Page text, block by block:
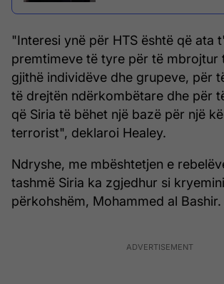
"Interesi ynë për HTS është që ata
premtimeve të tyre për të mbrojtur
gjithë individëve dhe grupeve, për
të drejtën ndërkombëtare dhe për
që Siria të bëhet një bazë për një
terrorist", deklaroi Healey.
Ndryshe, me mbështetjen e
tashmë Siria ka zgjedhur si
përkohshëm, Mohammed al Bashir.